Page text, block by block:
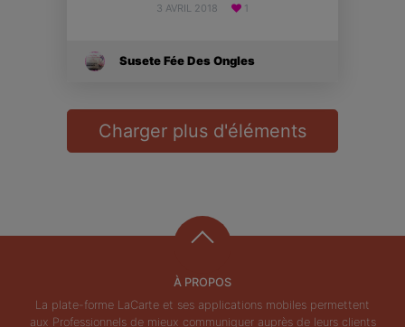
3 AVRIL 2018 1
Susete Fée Des Ongles
Charger plus d'éléments
À PROPOS
La plate-forme LaCarte et ses applications mobiles permettent
aux Professionnels de mieux communiquer auprès de leurs clients